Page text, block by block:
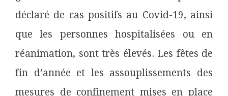
déclaré de cas positifs au Covid-19, ainsi
que les personnes hospitalisées ou en
réanimation, sont très élevés. Les fêtes de
fin d’année et les assouplissements des
mesures de confinement mises en place